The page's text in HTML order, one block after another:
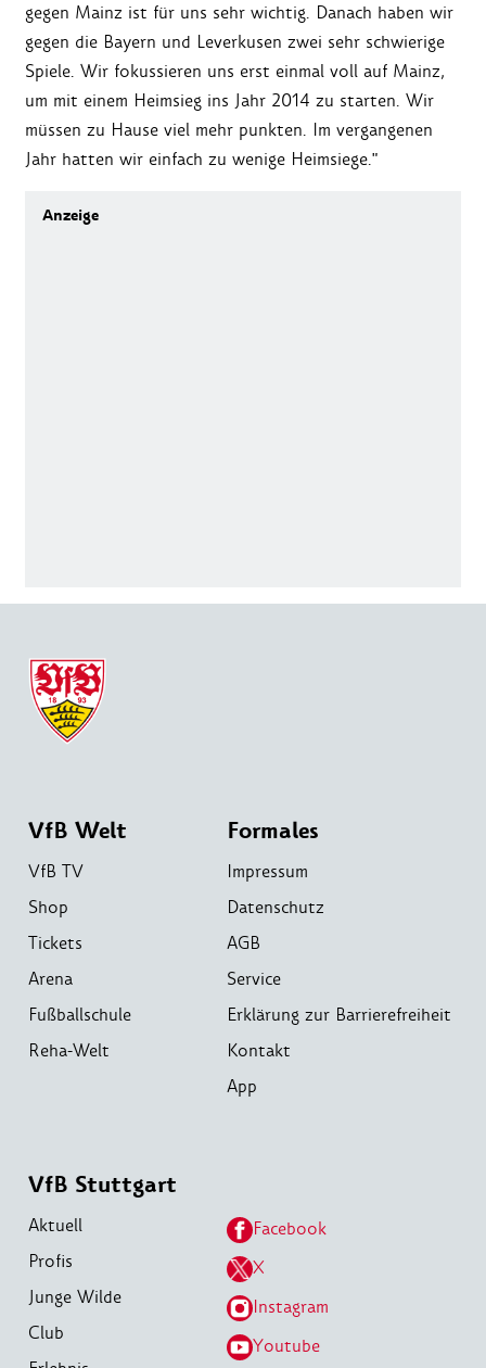
gegen Mainz ist für uns sehr wichtig. Danach haben wir
gegen die Bayern und Leverkusen zwei sehr schwierige
Spiele. Wir fokussieren uns erst einmal voll auf Mainz,
um mit einem Heimsieg ins Jahr 2014 zu starten. Wir
müssen zu Hause viel mehr punkten. Im vergangenen
Jahr hatten wir einfach zu wenige Heimsiege."
VfB Welt
VfB TV
Shop
Tickets
Arena
Fußballschule
Reha-Welt
Formales
Impressum
Datenschutz
AGB
Service
Erklärung zur Barrierefreiheit
Kontakt
App
VfB Stuttgart
Aktuell
Profis
Junge Wilde
Club
Facebook
X
Instagram
Youtube